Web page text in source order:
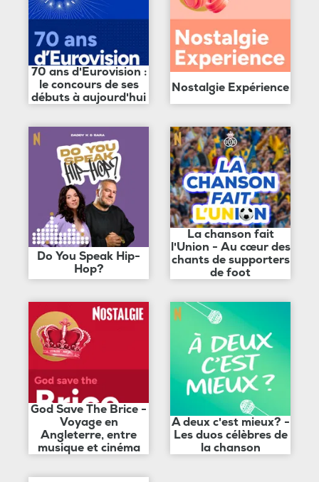
70 ans d'Eurovision :
le concours de ses
débuts à aujourd'hui
Nostalgie Expérience
Do You Speak Hip-
Hop?
La chanson fait
l'Union - Au cœur des
chants de supporters
de foot
God Save The Brice -
Voyage en
Angleterre, entre
musique et cinéma
A deux c'est mieux? -
Les duos célèbres de
la chanson